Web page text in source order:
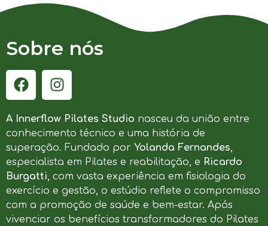
Sobre nós
A Innerflow Pilates Studio nasceu da união entre
conhecimento técnico e uma história de
superação. Fundado por Yolanda Fernandes,
especialista em Pilates e reabilitação, e Ricardo
Burgatti, com vasta experiência em fisiologia do
exercício e gestão, o estúdio reflete o compromisso
com a promoção de saúde e bem-estar. Após
vivenciar os benefícios transformadores do Pilates